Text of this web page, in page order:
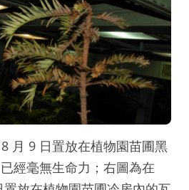
月 9 日置放在植物園苗圃黑
經毫無生命力；右圖為在